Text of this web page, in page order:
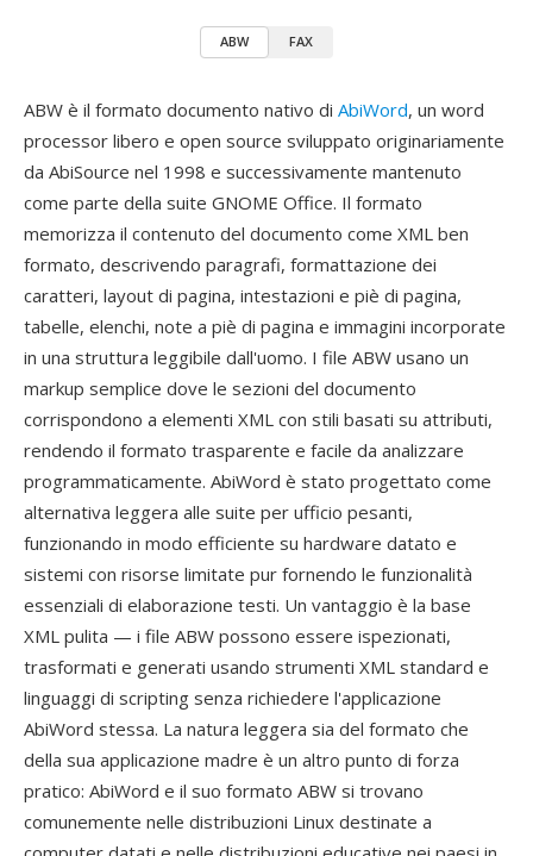
ABW FAX
ABW è il formato documento nativo di AbiWord, un word
processor libero e open source sviluppato originariamente
da AbiSource nel 1998 e successivamente mantenuto
come parte della suite GNOME Office. Il formato
memorizza il contenuto del documento come XML ben
formato, descrivendo paragrafi, formattazione dei
caratteri, layout di pagina, intestazioni e piè di pagina,
tabelle, elenchi, note a piè di pagina e immagini incorporate
in una struttura leggibile dall'uomo. I file ABW usano un
markup semplice dove le sezioni del documento
corrispondono a elementi XML con stili basati su attributi,
rendendo il formato trasparente e facile da analizzare
programmaticamente. AbiWord è stato progettato come
alternativa leggera alle suite per ufficio pesanti,
funzionando in modo efficiente su hardware datato e
sistemi con risorse limitate pur fornendo le funzionalità
essenziali di elaborazione testi. Un vantaggio è la base
XML pulita — i file ABW possono essere ispezionati,
trasformati e generati usando strumenti XML standard e
linguaggi di scripting senza richiedere l'applicazione
AbiWord stessa. La natura leggera sia del formato che
della sua applicazione madre è un altro punto di forza
pratico: AbiWord e il suo formato ABW si trovano
comunemente nelle distribuzioni Linux destinate a